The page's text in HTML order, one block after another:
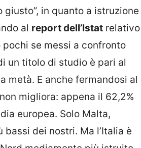
in quanto a istruzione
al report dell’Istat relativo
se messi a confronto
un titolo di studio è pari al
metà. E anche fermandosi al
migliora: appena il 62,2%
europea. Solo Malta,
dei nostri. Ma l’Italia è